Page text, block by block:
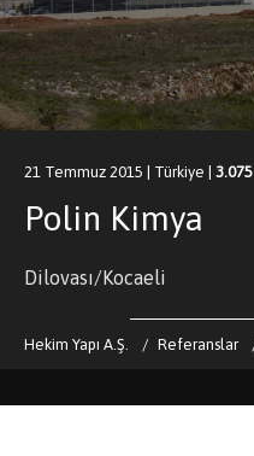
21 Temmuz 2015 | Türkiye | 3.075
Polin Kimya
Dilovası/Kocaeli
Hekim Yapı A.Ş. Referanslar